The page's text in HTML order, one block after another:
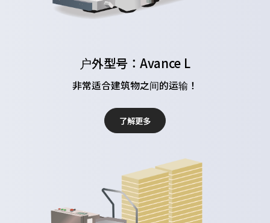
户外型号：Avance L
非常适合建筑物之间的运输！
了解更多